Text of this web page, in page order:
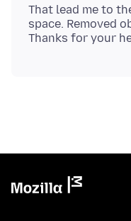
That lead me to
space. Removed